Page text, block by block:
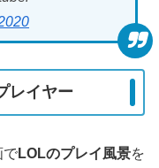
レイヤー
でLOLのプレイ風景を